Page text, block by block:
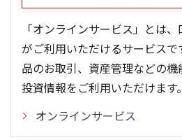
「オンラインサービス」とは
がご利用いただけるサービス
品のお取引、資産管理などの
投資情報をご利用いただけます。
オンラインサービス